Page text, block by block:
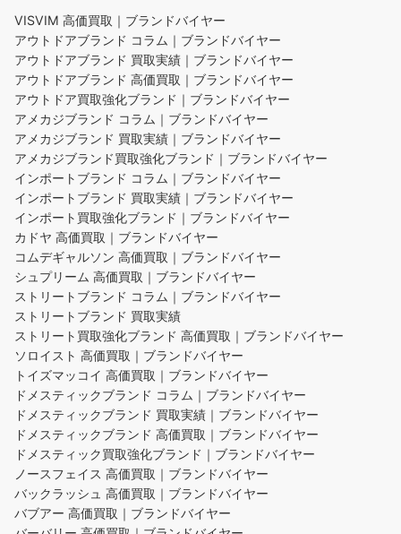
VISVIM 高価買取｜ブランドバイヤー
アウトドアブランド コラム｜ブランドバイヤー
アウトドアブランド 買取実績｜ブランドバイヤー
アウトドアブランド 高価買取｜ブランドバイヤー
アウトドア買取強化ブランド｜ブランドバイヤー
アメカジブランド コラム｜ブランドバイヤー
アメカジブランド 買取実績｜ブランドバイヤー
アメカジブランド買取強化ブランド｜ブランドバイヤー
インポートブランド コラム｜ブランドバイヤー
インポートブランド 買取実績｜ブランドバイヤー
インポート買取強化ブランド｜ブランドバイヤー
カドヤ 高価買取｜ブランドバイヤー
コムデギャルソン 高価買取｜ブランドバイヤー
シュプリーム 高価買取｜ブランドバイヤー
ストリートブランド コラム｜ブランドバイヤー
ストリートブランド 買取実績
ストリート買取強化ブランド 高価買取｜ブランドバイヤー
ソロイスト 高価買取｜ブランドバイヤー
トイズマッコイ 高価買取｜ブランドバイヤー
ドメスティックブランド コラム｜ブランドバイヤー
ドメスティックブランド 買取実績｜ブランドバイヤー
ドメスティックブランド 高価買取｜ブランドバイヤー
ドメスティック買取強化ブランド｜ブランドバイヤー
ノースフェイス 高価買取｜ブランドバイヤー
バックラッシュ 高価買取｜ブランドバイヤー
バブアー 高価買取｜ブランドバイヤー